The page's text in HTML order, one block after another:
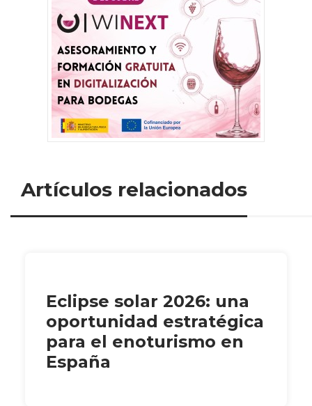
Artículos relacionados
Eclipse solar 2026: una
oportunidad estratégica
para el enoturismo en
España